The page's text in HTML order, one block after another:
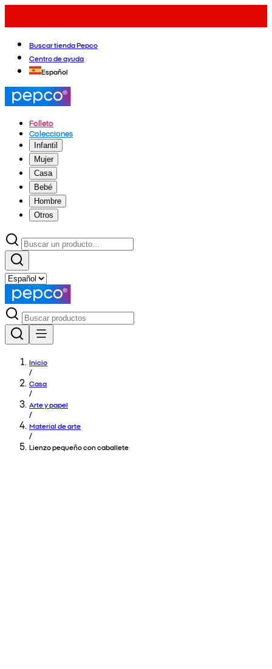
Buscar tienda Pepco
Centro de ayuda
Español
Folleto
Colecciones
Infantil
Mujer
Casa
Bebé
Hombre
Otros
Inicio
/
Casa
/
Arte y papel
/
Material de arte
/
Lienzo pequeño con caballete